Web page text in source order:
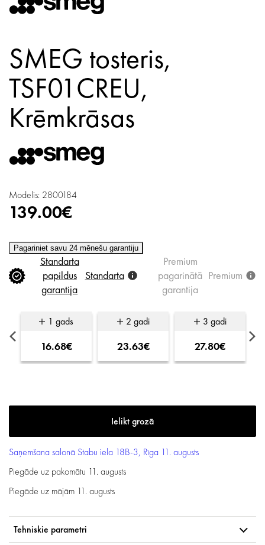
SMEG tosteris,
TSF01CREU,
Krēmkrāsas
Modelis: 2800184
139.00€
Pagariniet savu 24 mēnešu garantiju
Standarta
papildus
garantija
Standarta
Premium
pagarinātā
garantija
Premium
1 gads
16.68€
2 gadi
23.63€
3 gadi
27.80€
Saņemšana salonā Stabu iela 18B-3, Rīga 11. augusts
Piegāde uz pakomātu 11. augusts
Piegāde uz mājām 11. augusts
Tehniskie parametri